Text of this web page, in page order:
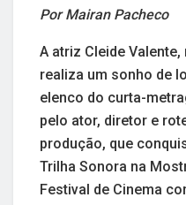
Por Mairan Pacheco
A atriz Cleide
realiza um sonho de
elenco do curta-
pelo ator, diretor e
produção, que
Trilha Sonora na
Festival de Cinema